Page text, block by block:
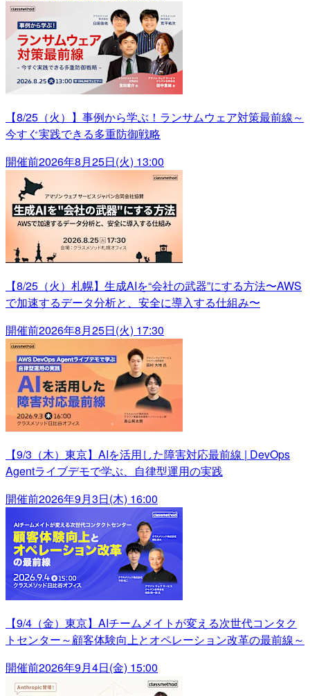
【8/25（火）】事例から学ぶ！ランサムウェア対策最前線～
今すぐ実践できる多重防御戦略
開催前2026年8月25日(火) 13:00
【8/25（火）札幌】生成AIを“会社の武器”にする方法〜AWS
で加速するデータ分析と、安全に導入する仕組み〜
開催前2026年8月25日(火) 17:30
【9/3（木）東京】AIを活用した障害対応最前線 | DevOps
Agentライブデモで学ぶ、自律型運用の実践
開催前2026年9月3日(木) 16:00
【9/4（金）東京】AIチームメイトが変える次世代コンタク
トセンター～顧客体験向上とオペレーション改革の最前線～
開催前2026年9月4日(金) 15:00